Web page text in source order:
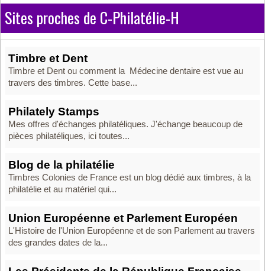
Sites proches de C-Philatélie-H
Timbre et Dent
Timbre et Dent ou comment la Médecine dentaire est vue au
travers des timbres. Cette base...
Philately Stamps
Mes offres d'échanges philatéliques. J'échange beaucoup de
pièces philatéliques, ici toutes...
Blog de la philatélie
Timbres Colonies de France est un blog dédié aux timbres, à la
philatélie et au matériel qui...
Union Européenne et Parlement Européen
L'Histoire de l'Union Européenne et de son Parlement au travers
des grandes dates de la...